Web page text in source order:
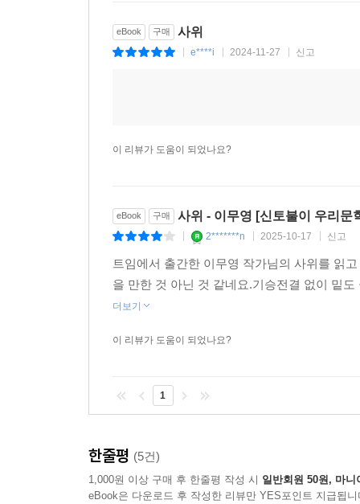
eBook 구매 사위
e****i 2024-11-27 신고
이 리뷰가 도움이 되었나요?
eBook 구매 사위 - 이무영 [신토불이 우리문
2*******n 2025-10-17 신고
트임에서 출간한 이무영 작가님의 사위를 읽
을 만한 것 아닌 것 같네요.기승전결 없이 밑
더보기
이 리뷰가 도움이 되었나요?
1
한줄평 (5건)
1,000원 이상 구매 후 한줄평 작성 시 일반회원 50원, 마니
eBook은 다운로드 후 작성한 리뷰만 YES포인트 지급됩니